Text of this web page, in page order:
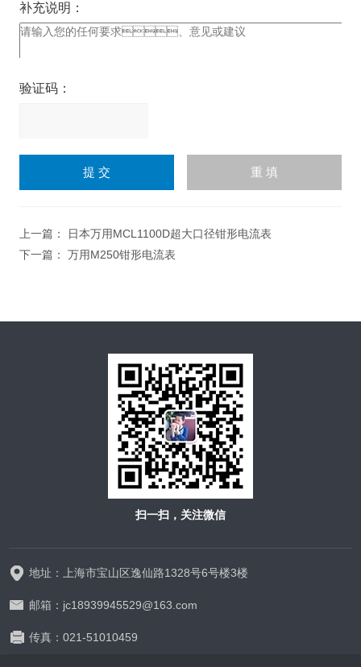
补充说明：
验证码：
上一篇：
日本万用MCL1100D超大口径钳形电流表
下一篇： 万用M250钳形电流表
扫一扫，关注微信
地址：上海市宝山区逸仙路1328号6号楼3楼
邮箱：jc18939945529@163.com
传真：021-51010459